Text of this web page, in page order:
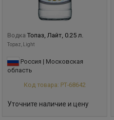
Водка Топаз, Лайт, 0.25 л.
Topaz, Light
Россия | Московская
область
Код товара: РТ-68642
Уточните наличие и цену